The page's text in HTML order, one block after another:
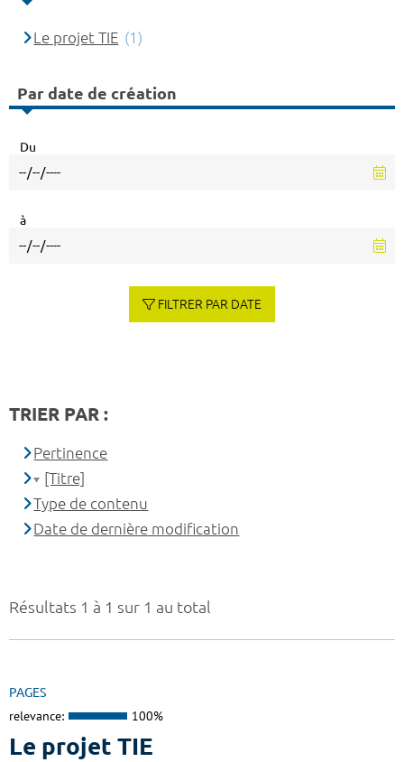
Résultats 1 à 1 sur 1 au total
PAGES
relevance: 100%
Le projet TIE
Le projet TIE (1)
Par date de création
Du
à
FILTRER PAR DATE
TRIER PAR :
Pertinence
[Titre]
Type de contenu
Date de dernière modification